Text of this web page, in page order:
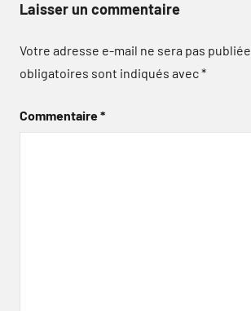
Laisser un commentaire
Votre adresse e-mail ne sera pas publiée.
obligatoires sont indiqués avec*
Commentaire*